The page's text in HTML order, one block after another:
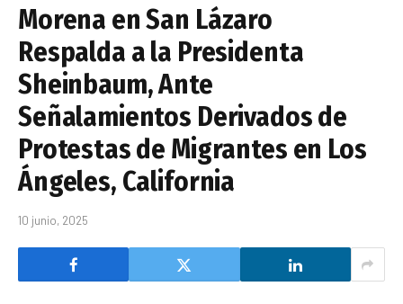
Morena en San Lázaro
Respalda a la Presidenta
Sheinbaum, Ante
Señalamientos Derivados de
Protestas de Migrantes en Los
Ángeles, California
10 junio, 2025